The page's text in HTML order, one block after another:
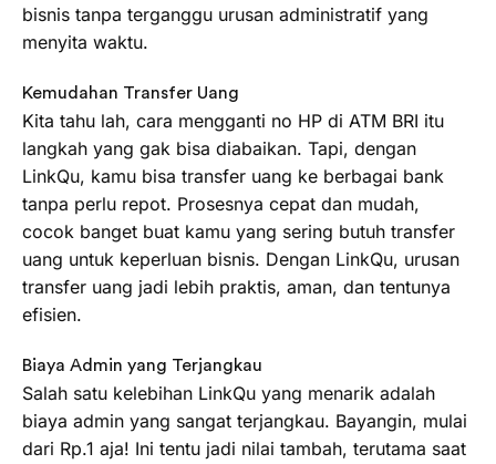
bisnis tanpa terganggu urusan administratif yang
menyita waktu.
Kemudahan Transfer Uang
Kita tahu lah, cara mengganti no HP di ATM BRI itu
langkah yang gak bisa diabaikan. Tapi, dengan
LinkQu, kamu bisa transfer uang ke berbagai bank
tanpa perlu repot. Prosesnya cepat dan mudah,
cocok banget buat kamu yang sering butuh transfer
uang untuk keperluan bisnis. Dengan LinkQu, urusan
transfer uang jadi lebih praktis, aman, dan tentunya
efisien.
Biaya Admin yang Terjangkau
Salah satu kelebihan LinkQu yang menarik adalah
biaya admin yang sangat terjangkau. Bayangin, mulai
dari Rp.1 aja! Ini tentu jadi nilai tambah, terutama saat